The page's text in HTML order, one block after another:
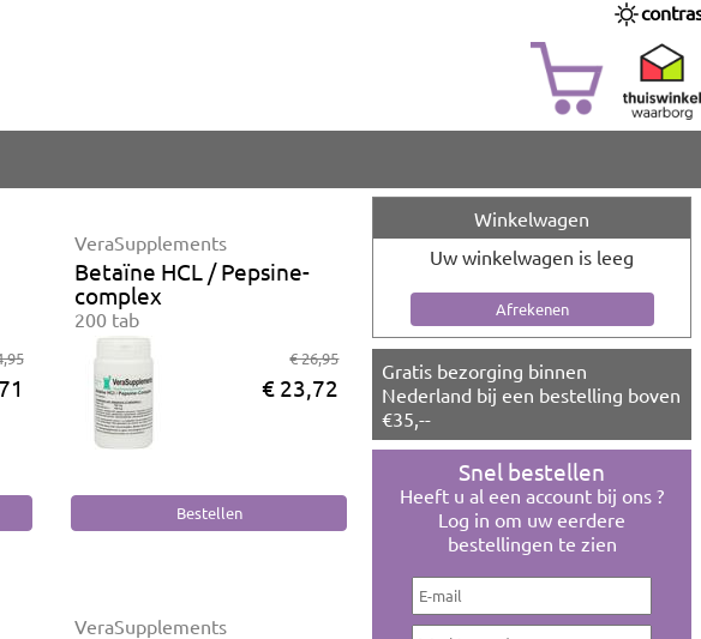
VeraSupplements
Betaïne HCL / Pepsine-
complex
200 tab
€ 26,95
€ 23,72
VeraSupplements
Winkelwagen
Uw winkelwagen is leeg
Gratis bezorging binnen
Nederland bij een bestelling boven
€35,--
Snel bestellen
Heeft u al een account bij ons ?
Log in om uw eerdere
bestellingen te zien